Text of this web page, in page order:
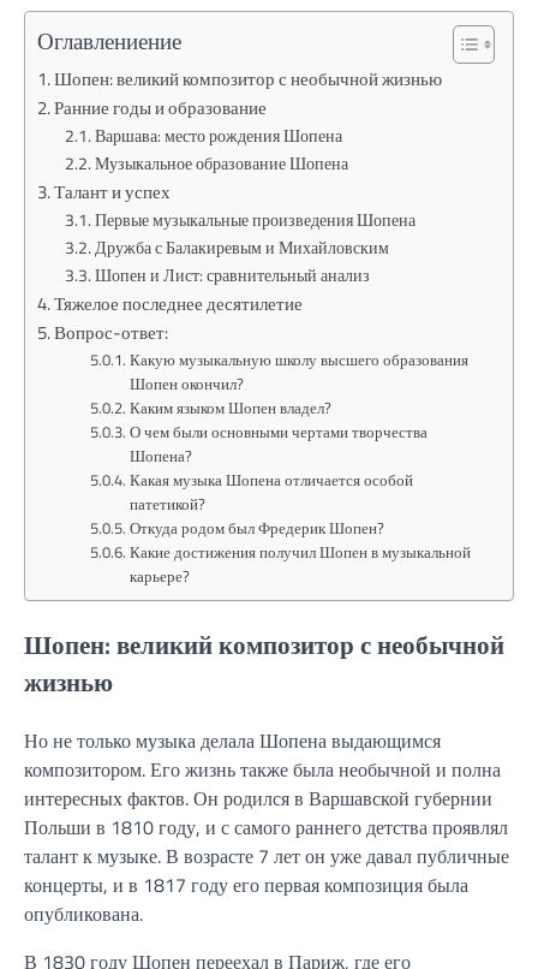
Оглавлениение
Шопен: великий композитор с необычной жизнью
Ранние годы и образование
Варшава: место рождения Шопена
Музыкальное образование Шопена
Талант и успех
Первые музыкальные произведения Шопена
Дружба с Балакиревым и Михайловским
Шопен и Лист: сравнительный анализ
Тяжелое последнее десятилетие
Вопрос-ответ:
Какую музыкальную школу высшего образования
Шопен окончил?
Каким языком Шопен владел?
О чем были основными чертами творчества
Шопена?
Какая музыка Шопена отличается особой
патетикой?
Откуда родом был Фредерик Шопен?
Какие достижения получил Шопен в музыкальной
карьере?
Шопен: великий композитор с необычной
жизнью
Но не только музыка делала Шопена выдающимся
композитором. Его жизнь также была необычной и полна
интересных фактов. Он родился в Варшавской губернии
Польши в 1810 году, и с самого раннего детства проявлял
талант к музыке. В возрасте 7 лет он уже давал публичные
концерты, и в 1817 году его первая композиция была
опубликована.
В 1830 году Шопен переехал в Париж, где его